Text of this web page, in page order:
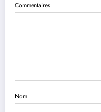
Commentaires
Nom